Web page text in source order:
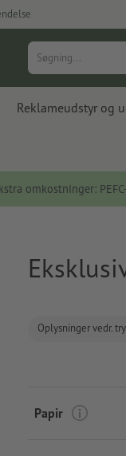
Reklameudstyr og
omkostninger:
Oplysninger vedr.
Papir